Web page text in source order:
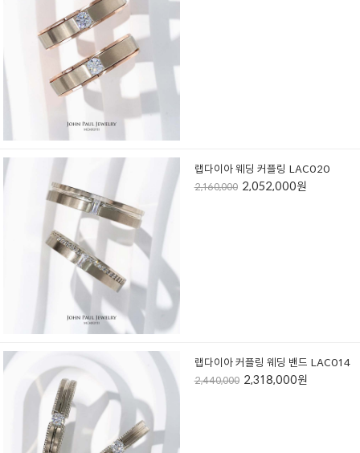
랩다이아 웨딩 커플링 LAC020
2,160,000 2,052,000원
랩다이아 커플링 웨딩 밴드 LAC014
2,440,000 2,318,000원